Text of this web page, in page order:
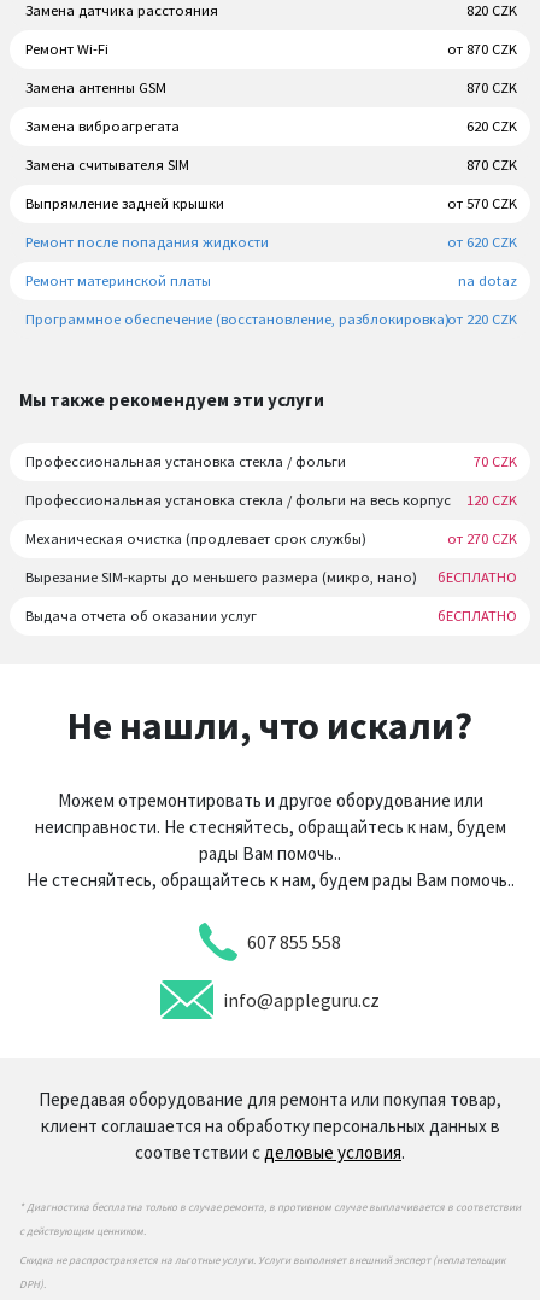
Замена датчика расстояния 820 CZK
Ремонт Wi-Fi от 870 CZK
Замена антенны GSM 870 CZK
Замена виброагрегата 620 CZK
Замена считывателя SIM 870 CZK
Выпрямление задней крышки от 570 CZK
Ремонт после попадания жидкости от 620 CZK
Ремонт материнской платы na dotaz
Программное обеспечение (восстановление, разблокировка)от 220 CZK
Мы также рекомендуем эти услуги
Профессиональная установка стекла / фольги 70 CZK
Профессиональная установка стекла / фольги на весь корпус 120 CZK
Механическая очистка (продлевает срок службы) от 270 CZK
Вырезание SIM-карты до меньшего размера (микро, нано) бЕСПЛАТНО
Выдача отчета об оказании услуг бЕСПЛАТНО
Не нашли, что искали?
Можем отремонтировать и другое оборудование или
неисправности. Не стесняйтесь, обращайтесь к нам, будем
рады Вам помочь..
Не стесняйтесь, обращайтесь к нам, будем рады Вам помочь..
607 855 558
info@appleguru.cz
Передавая оборудование для ремонта или покупая товар,
клиент соглашается на обработку персональных данных в
соответствии сделовые условия.
* Диагностика бесплатна только в случае ремонта, в противном случае выплачивается в соответствии
с действующим ценником.
Скидка не распространяется на льготные услуги. Услуги выполняет внешний эксперт (неплательщик
DPH).